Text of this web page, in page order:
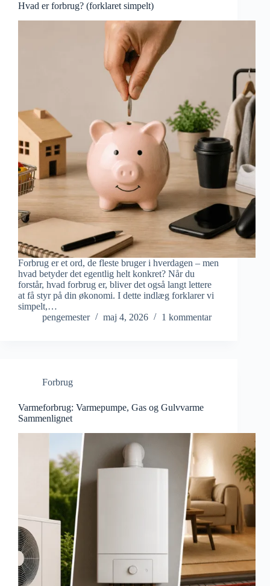
Hvad er forbrug? (forklaret simpelt)
Forbrug er et ord, de fleste bruger i hverdagen – men
hvad betyder det egentlig helt konkret? Når du
forstår, hvad forbrug er, bliver det også langt lettere
at få styr på din økonomi. I dette indlæg forklarer vi
simpelt,…
pengemester
maj 4, 2026 1 kommentar
Forbrug
Varmeforbrug: Varmepumpe, Gas og Gulvvarme
Sammenlignet